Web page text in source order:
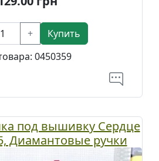
+
Купить
0450359
под вышивку Сердце
Диамантовые ручки